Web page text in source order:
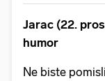
Jarac (22.
humor
Ne biste